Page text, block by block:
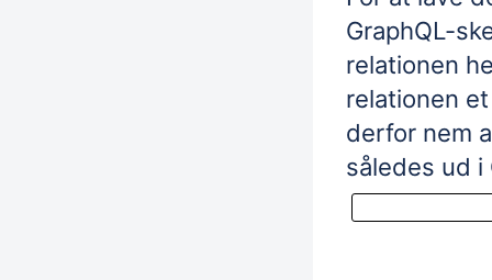
GraphQL-
relationen
relationen
derfor nem
således ud i